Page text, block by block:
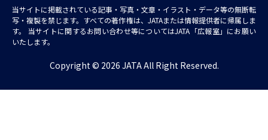
当サイトに掲載されている記事・写真・文章・イラスト・データ等の無断転
写・複製を禁じます。すべての著作権は、JATAまたは情報提供者に帰属しま
す。
当サイトに関するお問い合わせ等についてはJATA「広報室」にお願い
いたします。
Copyright © 2026 JATA All Right Reserved.